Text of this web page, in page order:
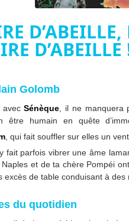
D’ABEILLE
Golomb
avecSénèque , il ne
être humain en quête
, qui fait souffler sur elles un
fait parfois vibrer une âme
et de ta chère Pompéi
excès de table conduisant à
du quotidien